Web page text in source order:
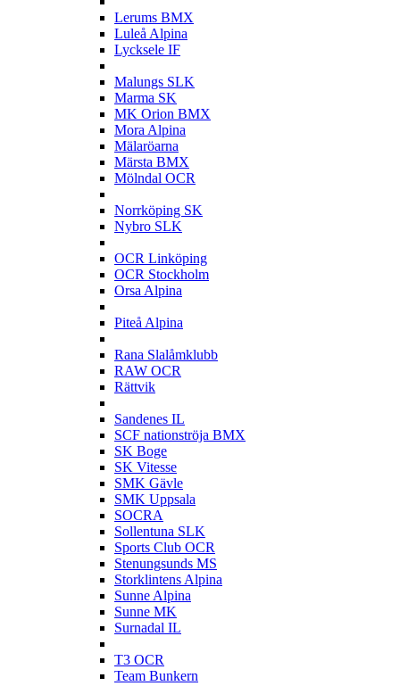
Lerums BMX
Luleå Alpina
Lycksele IF
Malungs SLK
Marma SK
MK Orion BMX
Mora Alpina
Mälaröarna
Märsta BMX
Mölndal OCR
Norrköping SK
Nybro SLK
OCR Linköping
OCR Stockholm
Orsa Alpina
Piteå Alpina
Rana Slalåmklubb
RAW OCR
Rättvik
Sandenes IL
SCF nationströja BMX
SK Boge
SK Vitesse
SMK Gävle
SMK Uppsala
SOCRA
Sollentuna SLK
Sports Club OCR
Stenungsunds MS
Storklintens Alpina
Sunne Alpina
Sunne MK
Surnadal IL
T3 OCR
Team Bunkern